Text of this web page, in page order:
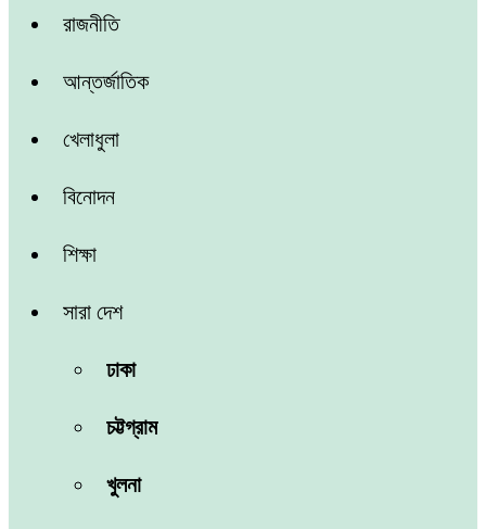
রাজনীতি
আন্তর্জাতিক
খেলাধুলা
বিনোদন
শিক্ষা
সারা দেশ
ঢাকা
চট্টগ্রাম
খুলনা